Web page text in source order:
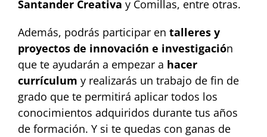
Santander Creativa y Comillas, entre otras.
Además, podrás participar en talleres y
proyectos de innovación e investigación
que te ayudarán a empezar a hacer
currículum y realizarás un trabajo de fin de
grado que te permitirá aplicar todos los
conocimientos adquiridos durante tus años
de formación. Y si te quedas con ganas de